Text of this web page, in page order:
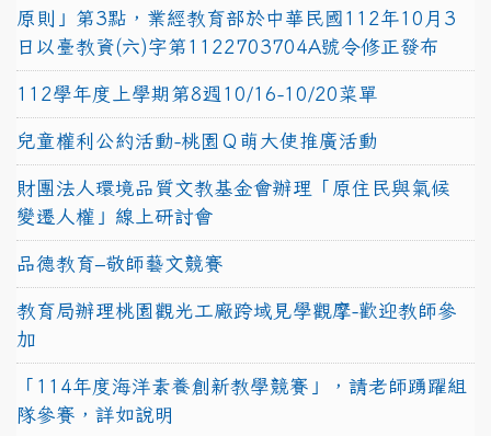
原則」第3點，業經教育部於中華民國112年10月3
日以臺教資(六)字第1122703704A號令修正發布
112學年度上學期第8週10/16-10/20菜單
兒童權利公約活動-桃園Ｑ萌大使推廣活動
財團法人環境品質文教基金會辦理「原住民與氣候
變遷人權」線上研討會
品德教育–敬師藝文競賽
教育局辦理桃園觀光工廠跨域見學觀摩-歡迎教師參
加
「114年度海洋素養創新教學競賽」，請老師踴躍組
隊參賽，詳如說明